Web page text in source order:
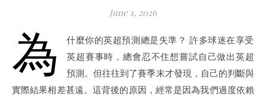
June 1, 2026
為
什麼你的英超預測總是失準？ 許多球迷在享受
英超賽事時，總會忍不住想嘗試自己做出英超
預測。但往往到了賽季末才發現，自己的判斷與
實際結果相差甚遠。這背後的原因，經常是因為我們過度依賴